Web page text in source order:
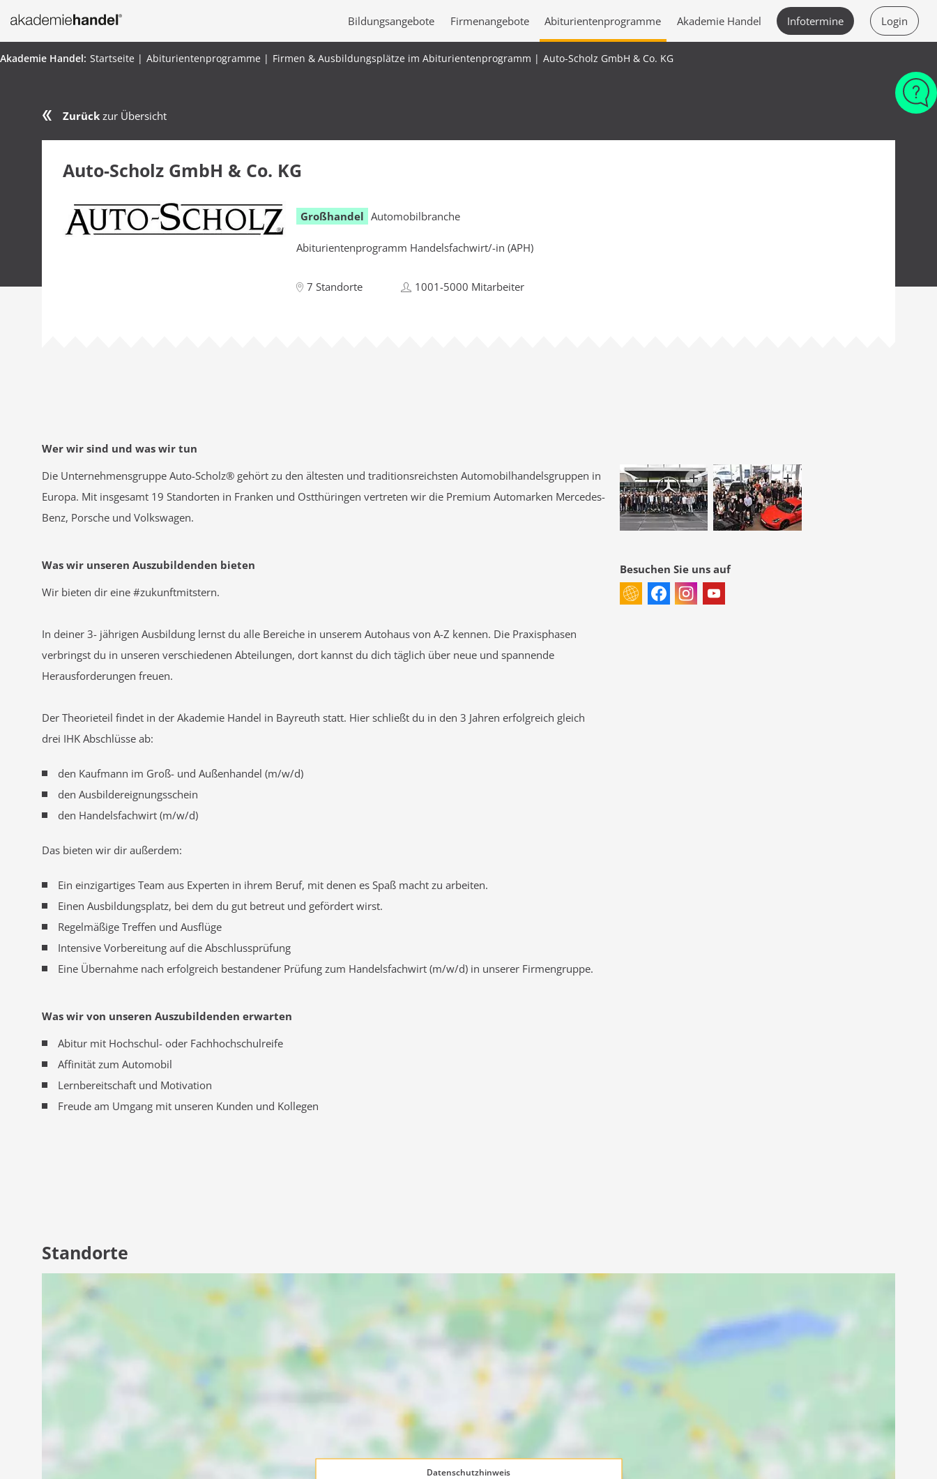
Bildungsangebote Firmenangebote Abiturientenprogramme Akademie Handel Infotermine Login
Startseite Abiturientenprogramme Firmen & Ausbildungsplätze im Abiturientenprogramm Auto-Scholz GmbH & Co. KG
Zurück zur Übersicht
Auto-Scholz GmbH & Co. KG
Großhandel Automobilbranche
Abiturientenprogramm Handelsfachwirt/-in (APH)
7 Standorte 1001-5000 Mitarbeiter
Wer wir sind und was wir tun
Die Unternehmensgruppe Auto-Scholz® gehört zu den ältesten und traditionsreichsten Automobilhandelsgruppen in
Europa. Mit insgesamt 19 Standorten in Franken und Ostthüringen vertreten wir die Premium Automarken Mercedes-
Benz, Porsche und Volkswagen.
Was wir unseren Auszubildenden bieten
Wir bieten dir eine #zukunftmitstern.
In deiner 3- jährigen Ausbildung lernst du alle Bereiche in unserem Autohaus von A-Z kennen. Die Praxisphasen
verbringst du in unseren verschiedenen Abteilungen, dort kannst du dich täglich über neue und spannende
Herausforderungen freuen.
Der Theorieteil findet in der Akademie Handel in Bayreuth statt. Hier schließt du in den 3 Jahren erfolgreich gleich
drei IHK Abschlüsse ab:
den Kaufmann im Groß- und Außenhandel (m/w/d)
den Ausbildereignungsschein
den Handelsfachwirt (m/w/d)
Das bieten wir dir außerdem:
Ein einzigartiges Team aus Experten in ihrem Beruf, mit denen es Spaß macht zu arbeiten.
Einen Ausbildungsplatz, bei dem du gut betreut und gefördert wirst.
Regelmäßige Treffen und Ausflüge
Intensive Vorbereitung auf die Abschlussprüfung
Eine Übernahme nach erfolgreich bestandener Prüfung zum Handelsfachwirt (m/w/d) in unserer Firmengruppe.
Was wir von unseren Auszubildenden erwarten
Abitur mit Hochschul- oder Fachhochschulreife
Affinität zum Automobil
Lernbereitschaft und Motivation
Freude am Umgang mit unseren Kunden und Kollegen
Besuchen Sie uns auf
Standorte
Datenschutzhinweis